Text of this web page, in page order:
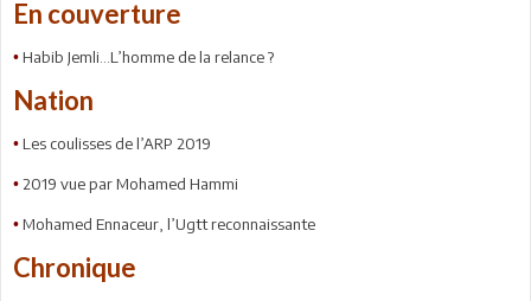
En couverture
• Habib Jemli...L’homme de la relance ?
Nation
• Les coulisses de l’ARP 2019
• 2019 vue par Mohamed Hammi
• Mohamed Ennaceur, l’Ugtt reconnaissante
Chronique